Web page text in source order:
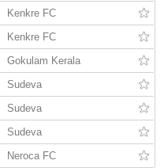
Kenkre FC
Kenkre FC
Gokulam Kerala
Sudeva
Sudeva
Sudeva
Neroca FC